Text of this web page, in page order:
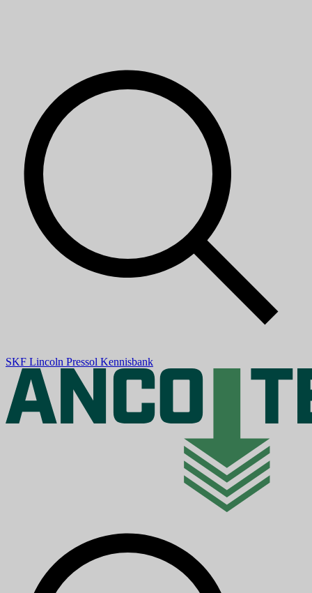
SKF Lincoln Pressol Kennisbank